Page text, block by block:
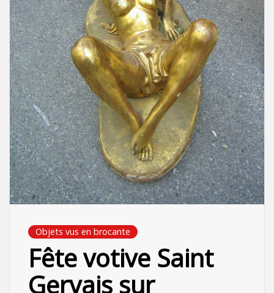
Objets vus en brocante
Fête votive Saint
Gervais sur